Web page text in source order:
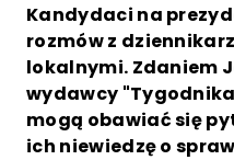
Kandydaci na
rozmów z
lokalnymi. Zdaniem
wydawcy
mogą obawiać się
ich niewiedzę o